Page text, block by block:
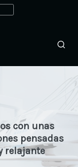
con unas
pensadas
relajante